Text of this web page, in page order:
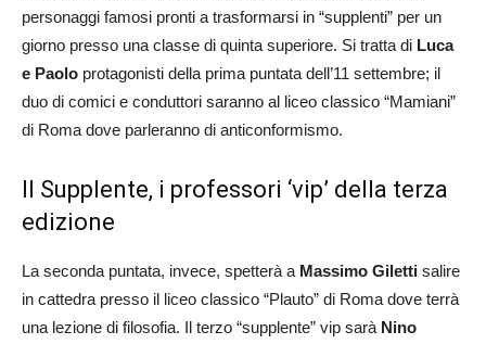
personaggi famosi pronti a trasformarsi in “supplenti” per un
giorno presso una classe di quinta superiore. Si tratta di Luca
e Paolo protagonisti della prima puntata dell’11 settembre; il
duo di comici e conduttori saranno al liceo classico “Mamiani”
di Roma dove parleranno di anticonformismo.
Il Supplente, i professori ‘vip’ della terza
edizione
La seconda puntata, invece, spetterà a Massimo Giletti salire
in cattedra presso il liceo classico “Plauto” di Roma dove terrà
una lezione di filosofia. Il terzo “supplente” vip sarà Nino